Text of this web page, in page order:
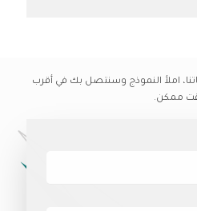
املأ النموذج وسنتصل بك في أقرب
ممكن.